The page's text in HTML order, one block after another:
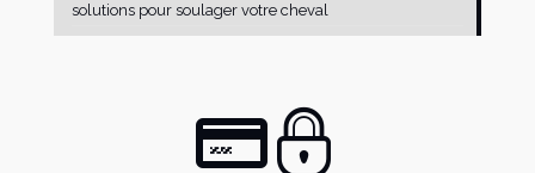
solutions pour soulager votre cheval